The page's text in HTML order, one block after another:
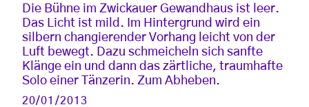
Die Bühne im Zwickauer Gewandhaus ist leer.
Das Licht ist mild. Im Hintergrund wird ein
silbern changierender Vorhang leicht von der
Luft bewegt. Dazu schmeicheln sich sanfte
Klänge ein und dann das zärtliche, traumhafte
Solo einer Tänzerin. Zum Abheben.
20/01/2013